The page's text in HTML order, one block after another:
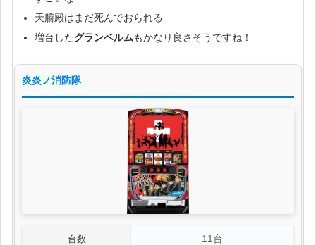
天膳殿はまだ死んでおられる
増台したグランベルムもかなり良さそうですね！
炎炎ノ消防隊
台数 11台